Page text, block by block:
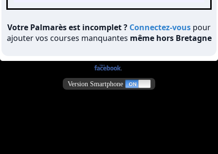
Votre Palmarès est incomplet ? Connectez-vous pour
ajouter vos courses manquantes même hors Bretagne
Version Smartphone